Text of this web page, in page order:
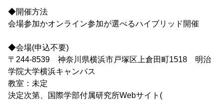
◆開催方法
会場参加かオンライン参加が選べるハイブリッド開催
◆会場(申込不要)
〒244-8539 神奈川県横浜市戸塚区上倉田町1518 明治
学院大学横浜キャンパス
教室：未定
決定次第、国際学部付属研究所Webサイト(